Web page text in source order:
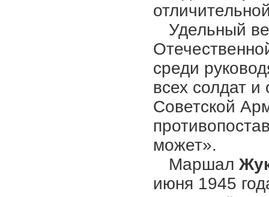
Удельный
среди
всех солдат
Советской
может».
Маршал
июня 1945